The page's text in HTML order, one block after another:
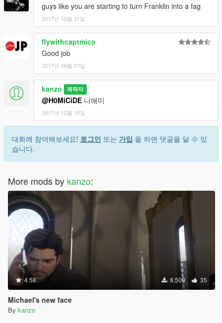
guys like you are starting to turn Franklin into a fag
2017년 05월 31일
flywithcaptmico
Good job
2017년 06월 07일
kanzo 제작자
@H0MiCiDE 니애미
2017년 12월 10일
대화에 참여해보세요! 로그인 또는 가입 을 하면 댓글을 달 수 있
습니다.
More mods by kanzo:
4.58 8,509 35
Michael's new face
By kanzo